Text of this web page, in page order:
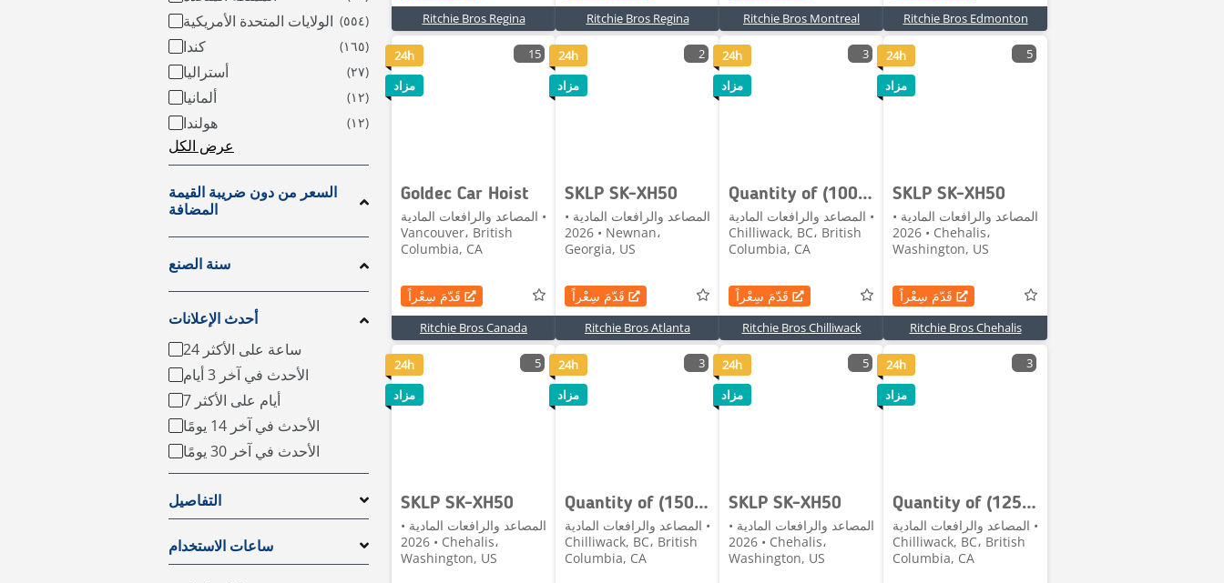
الولايات المتحدة الأمريكية
كندا
أستراليا
ألمانيا
هولندا
عرض الكل
السعر من دون ضريبة القيمة
المضافة
سنة الصنع
أحدث الإعلانات
24 ساعة على الأكثر
الأحدث في آخر 3 أيام
7 أيام على الأكثر
الأحدث في آخر 14 يومًا
الأحدث في آخر 30 يومًا
التفاصيل
ساعات الاستخدام
Ritchie Bros Regina Ritchie Bros Regina Ritchie Bros Montreal Ritchie Bros Edmonton
15
Goldec Car Hoist
المصاعد والرافعات المادية •
Vancouver، British
Columbia, CA
قَدّمَ سِعْراً
Ritchie Bros Canada
24h
مزاد
2
SKLP SK-XH50
المصاعد والرافعات المادية •
2026 • Newnan،
Georgia, US
قَدّمَ سِعْراً
Ritchie Bros Atlanta
24h
مزاد
3
Quantity of (100) Sheets Grey Steel Siding Roofing
المصاعد والرافعات المادية •
Chilliwack, BC، British
Columbia, CA
قَدّمَ سِعْراً
Ritchie Bros Chilliwack
24h
مزاد
5
SKLP SK-XH50
المصاعد والرافعات المادية •
2026 • Chehalis،
Washington, US
قَدّمَ سِعْراً
Ritchie Bros Chehalis
24h
مزاد
5
SKLP SK-XH50
المصاعد والرافعات المادية •
2026 • Chehalis،
Washington, US
24h
مزاد
3
Quantity of (150) Sheets Black Steel Siding Roofin
المصاعد والرافعات المادية •
Chilliwack, BC، British
Columbia, CA
24h
مزاد
5
SKLP SK-XH50
المصاعد والرافعات المادية •
2026 • Chehalis،
Washington, US
24h
مزاد
3
Quantity of (125) Sheets White Steel Siding Roofin
المصاعد والرافعات المادية •
Chilliwack, BC، British
Columbia, CA
24h
مزاد